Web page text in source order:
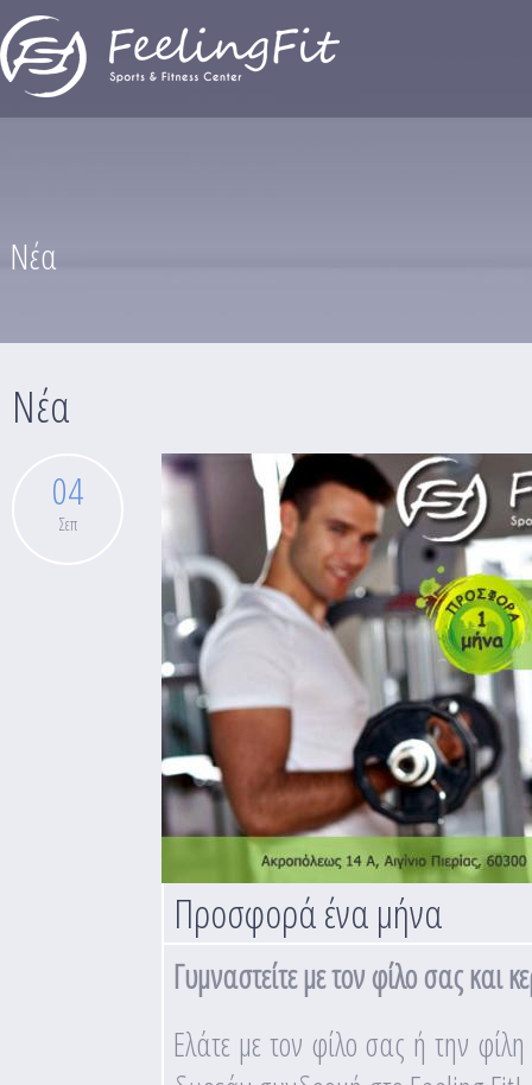
Παράκαμψη προς το κυρίως περιεχόμενο
Νέα
Νέα
04
Σεπ
Προσφορά ένα μήνα
Γυμναστείτε με τον φίλο σας και
Ελάτε με τον φίλο σας ή την